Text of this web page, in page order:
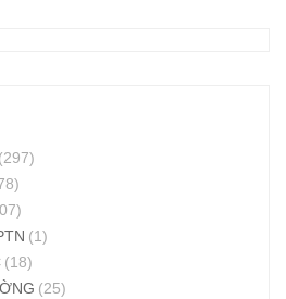
(297)
(1)
(18)
(25)